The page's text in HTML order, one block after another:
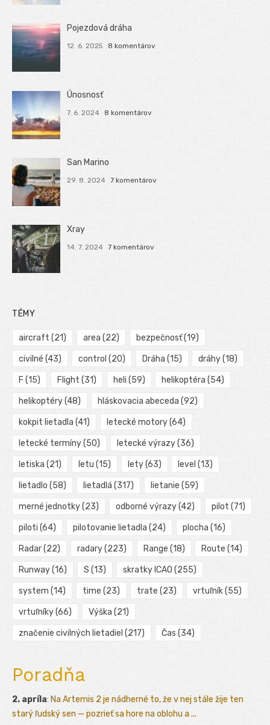
Pojezdová dráha
12. 6. 2025 8 komentárov
Únosnosť
7. 6. 2024 8 komentárov
San Marino
29. 8. 2024 7 komentárov
Xray
14. 7. 2024 7 komentárov
TÉMY
aircraft (21) area (22) bezpečnosť(19)
civilné (43) control (20) Dráha (15) dráhy(18)
F (15) Flight (31) heli (59) helikoptéra (54)
helikoptéry(48) hláskovacia abeceda (92)
kokpit lietadla (41) letecké motory(64)
letecké termíny(50) letecké výrazy(36)
letiska (21) letu (15) lety(63) level (13)
lietadlo (58) lietadlá (317) lietanie (59)
merné jednotky(23) odborné výrazy(42) pilot (71)
piloti (64) pilotovanie lietadla (24) plocha (16)
Radar(22) radary(223) Range (18) Route (14)
Runway(16) S (13) skratky ICAO (255)
system (14) time (23) trate (23) vrtuľník(55)
vrtuľníky(66) Výška (21)
značenie civilných lietadiel (217) Čas (34)
Poradňa
2. apríla: Na Artemis 2 je nádherné to, že v nej stále žije ten
starý ľudský sen — pozrieť sa hore na oblohu a ...